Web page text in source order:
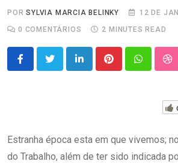
PORSYLVIA MARCIA BELINKY
12 DE
0 COMENTÁRIOS 2 MINUTES READ
LinkedInPinterestWhatsapp
Estranha época esta em que vivemos;
do Trabalho, além de ter sido indicada